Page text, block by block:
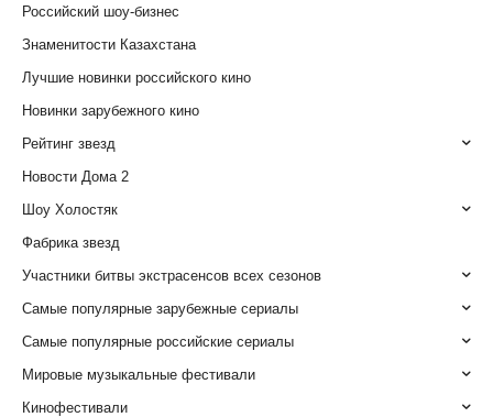
Российский шоу-бизнес
Знаменитости Казахстана
Лучшие новинки российского кино
Новинки зарубежного кино
Рейтинг звезд
Новости Дома 2
Шоу Холостяк
Фабрика звезд
Участники битвы экстрасенсов всех сезонов
Самые популярные зарубежные сериалы
Самые популярные российские сериалы
Мировые музыкальные фестивали
Кинофестивали